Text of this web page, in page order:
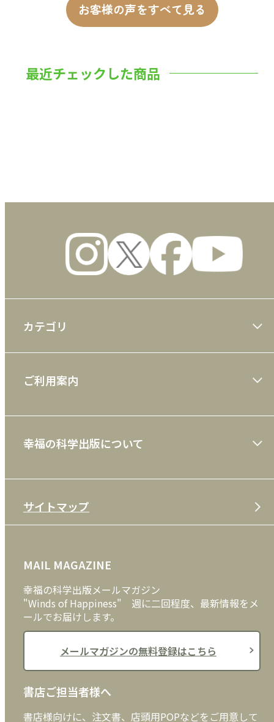
お客様の声をすべて見る
最近チェックした商品
カテゴリ
雑誌
CD
DVD・ブルーレイ
外国語
ご利用案内
利用規約
特定商取引法
プライバシーポリシー
クッキーポリシー
幸福の科学出版について
メディア・ライブラリー
サイトマップ
MAIL MAGAZINE
幸福の科学出版メールマガジン
"Winds of Happiness" 週に二回程度、最新情報をメ
ールでお届けします。
メールマガジンの無料登録はこちら
書店ご担当者様へ
書店様向けに、注文書、店頭用POPなどをご用意して